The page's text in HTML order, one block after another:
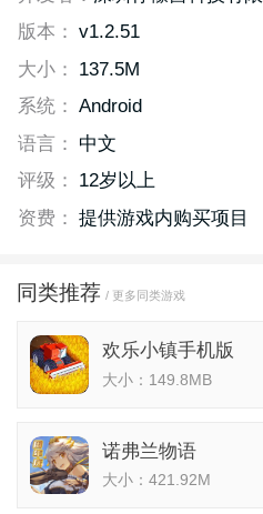
版本： v1.2.51
大小：
137.5M
系统： Android
语言：
中文
评级：
12岁以上
资费： 提供游戏内购买项目
同类推荐 / 更多同类游戏
欢乐小镇手机版
大小：149.8MB
诺弗兰物语
大小：421.92M